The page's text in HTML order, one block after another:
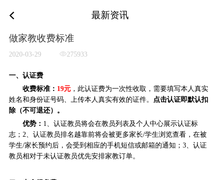
最新资讯
做家教收费标准
2020-03-29 275933
一、认证费
收费标准： 19元 ，此认证费为一次性收取，需要填写本人真实
姓名和身份证号码、上传本人真实有效的证件。
点击认证即默认扣
除（不可退还）。
优势： 1
、认证教员将会在教员列表及个人中心展示认证标
志； 2 、认证教员排名越靠前将会被更多家长/学生浏览查看，在被
学生/家长预约后，会受到相应的手机短信或邮箱的通知；3 、认证
教员相对于未认证教员优先安排家教订单。